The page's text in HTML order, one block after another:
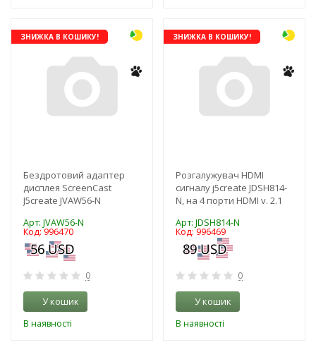
ЗНИЖКА В КОШИКУ!
Бездротовий адаптер
дисплея ScreenCast
J5create JVAW56-N
Арт: JVAW56-N
Код: 996470
0
У кошик
В наявності
ЗНИЖКА В КОШИКУ!
Розгалужувач HDMI
сигналу j5create JDSH814-
N, на 4 порти HDMI v. 2.1
Арт: JDSH814-N
Код: 996469
0
У кошик
В наявності